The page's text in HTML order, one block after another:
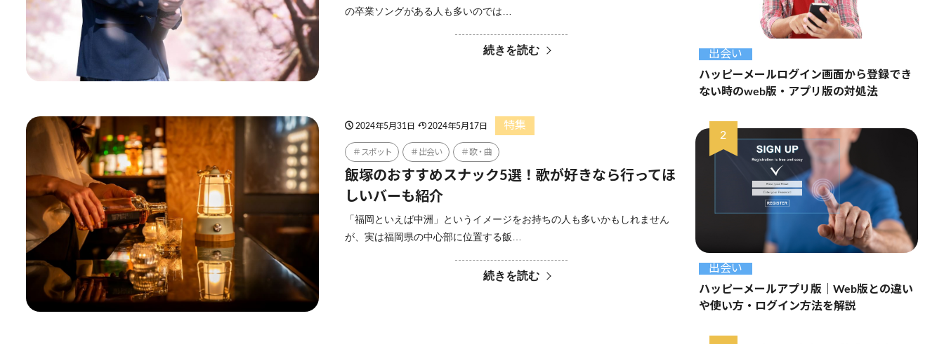
の卒業ソングがある人も多いのでは…
続きを読む
2024年5月31日 2024年5月17日 特集
スポット 出会い 歌・曲
飯塚のおすすめスナック5選！歌が好きなら行ってほ
しいバーも紹介
「福岡といえば中洲」というイメージをお持ちの人も多いかもしれません
が、実は福岡県の中心部に位置する飯…
続きを読む
出会い
ハッピーメールログイン画面から登録でき
ない時のweb版・アプリ版の対処法
出会い
ハッピーメールアプリ版｜Web版との違い
や使い方・ログイン方法を解説